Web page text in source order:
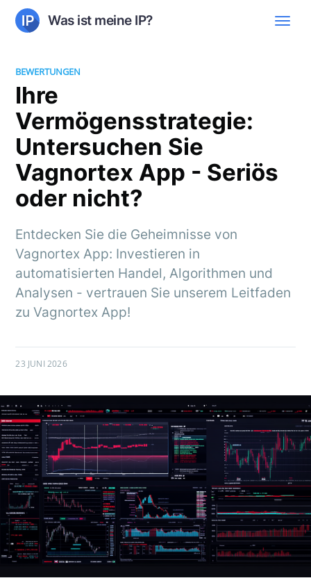
Was ist meine IP?
BEWERTUNGEN
Ihre
Vermögensstrategie:
Untersuchen Sie
Vagnortex App - Seriös
oder nicht?
Entdecken Sie die Geheimnisse von
Vagnortex App: Investieren in
automatisierten Handel, Algorithmen und
Analysen - vertrauen Sie unserem Leitfaden
zu Vagnortex App!
23 JUNI 2026